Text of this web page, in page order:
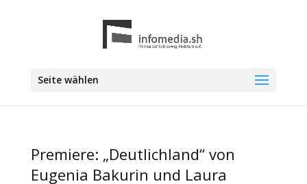
Seite wählen
Premiere: „Deutlichland“ von
Eugenia Bakurin und Laura